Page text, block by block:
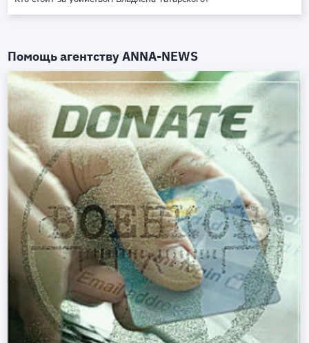
Помощь агентствуANNA-NEWS